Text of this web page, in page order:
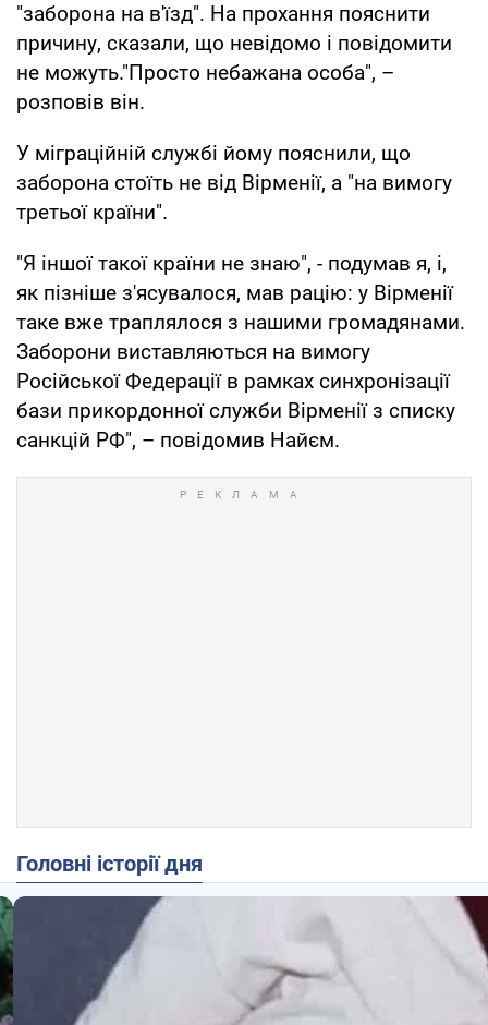
"заборона на в'їзд". На прохання пояснити
причину, сказали, що невідомо і повідомити
не можуть."Просто небажана особа", –
розповів він.
У міграційній службі йому пояснили, що
заборона стоїть не від Вірменії, а "на вимогу
третьої країни".
"Я іншої такої країни не знаю", - подумав я, і,
як пізніше з'ясувалося, мав рацію: у Вірменії
таке вже траплялося з нашими громадянами.
Заборони виставляються на вимогу
Російської Федерації в рамках синхронізації
бази прикордонної служби Вірменії з списку
санкцій РФ", – повідомив Найєм.
Головні історії дня